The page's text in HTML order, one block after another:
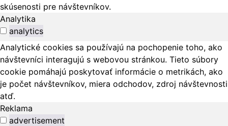
skúsenosti pre návštevníkov.
Analytika
analytics
Analytické cookies sa používajú na pochopenie toho, ako
návštevníci interagujú s webovou stránkou. Tieto súbory
cookie pomáhajú poskytovať informácie o metrikách, ako
je počet návštevníkov, miera odchodov, zdroj návštevnosti
atď.
Reklama
advertisement